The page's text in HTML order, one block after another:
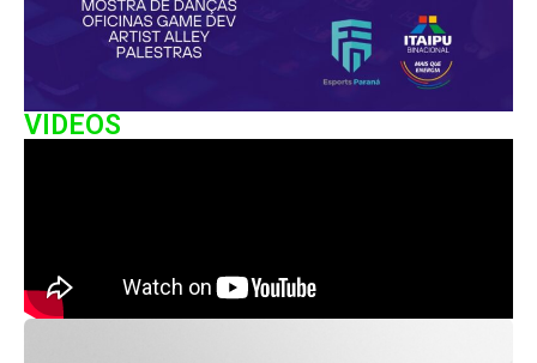
VIDEOS